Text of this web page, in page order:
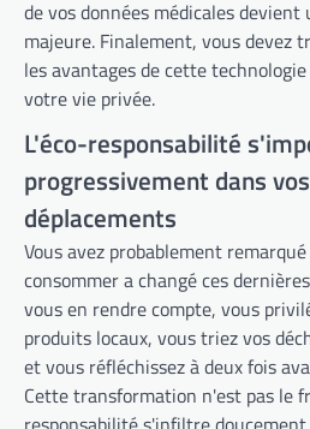
de vos données médicales devient
majeure. Finalement, vous devez
les avantages de cette
votre vie privée.
L'éco-responsabilité
progressivement dans
déplacements
Vous avez probablement
consommer a changé ces
vous en rendre compte, vous
produits locaux, vous triez vos
et vous réfléchissez à deux fois
Cette transformation n'est pas le